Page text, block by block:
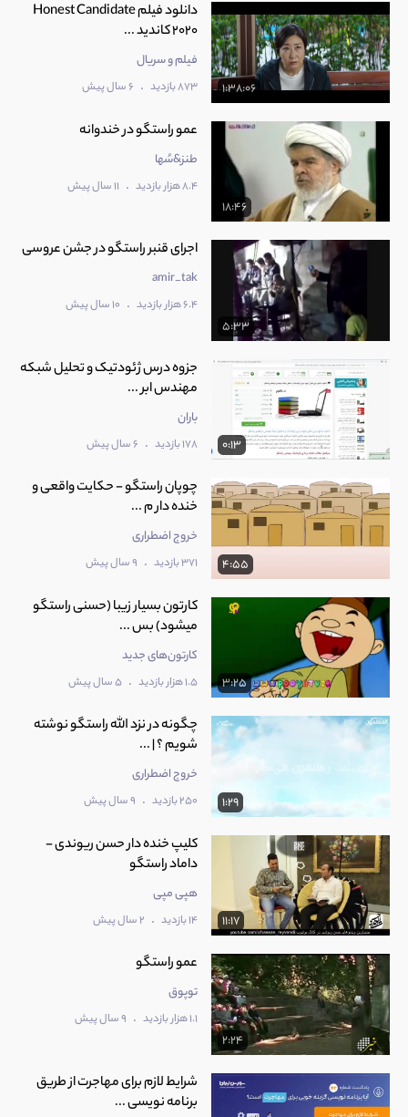
1:38:06
دانلود فیلم Honest Candidate
2020 کاندید ...
فیلم و سریال
873 بازدید . 6 سال پیش
18:46
عمو راستگو در خندوانه
طنز&سُها
8.4 هزار بازدید . 11 سال پیش
5:33
اجرای قنبر راستگو در جشن عروسی
amir_tak
6.4 هزار بازدید . 10 سال پیش
0:13
جزوه درس ژئودتیک و تحلیل شبکه
مهندس ابر ...
باران
178 بازدید . 6 سال پیش
4:55
‫چوپان راستگو - حکایت واقعی و
خنده دار م ...
خروج اضطراری
371 بازدید . 9 سال پیش
3:25
کارتون بسیار زیبا (حسنی راستگو
میشود) بس ...
کارتون‌های جدید
1.5 هزار بازدید . 5 سال پیش
1:29
چگونه در نزد الله راستگو نوشته
شویم ؟ | ...
خروج اضطراری
250 بازدید . 9 سال پیش
11:17
کلیپ خنده دار حسن ریوندی -
داماد راستگو
هپی مپی
14 بازدید . 2 سال پیش
2:24
عمو راستگو
توپوق
1.1 هزار بازدید . 9 سال پیش
شرایط لازم برای مهاجرت از طریق
برنامه نویسی ...